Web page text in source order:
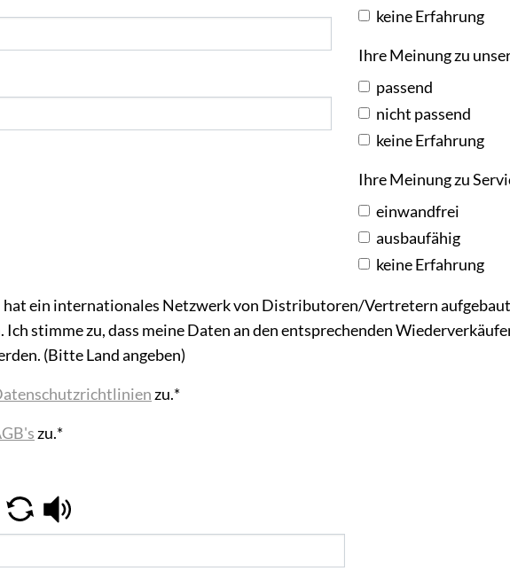
keine Erfahrung
Ihre Meinung zu
passend
nicht passend
keine Erfahrung
Ihre Meinung zu
einwandfrei
ausbaufähig
keine Erfahrung
hat ein internationales Netzwerk von Distributoren/Vertretern
Ich stimme zu, dass meine Daten an den entsprechenden
(Bitte Land angeben)
zu.*
zu.*